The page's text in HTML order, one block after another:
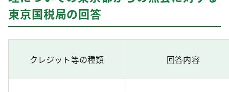
東京国税局の回答
クレジット等の種類 回答内容